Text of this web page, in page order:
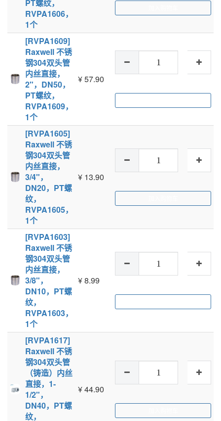
PT螺纹，
RVPA1606，
1个
[RVPA1609]
Raxwell 不锈
钢304双头管
内丝直接，
2"，DN50，
PT螺纹，
RVPA1609，
1个
¥57.90
[RVPA1605]
Raxwell 不锈
钢304双头管
内丝直接，
3/4"，
DN20，PT螺
纹，
RVPA1605，
1个
¥ 13.90
[RVPA1603]
Raxwell 不锈
钢304双头管
内丝直接，
3/8"，
DN10，PT螺
纹，
RVPA1603，
1个
¥8.99
[RVPA1617]
Raxwell 不锈
钢304双头管
（铸造）内丝
直接，1-
1/2"，
DN40，PT螺
纹，
¥44.90